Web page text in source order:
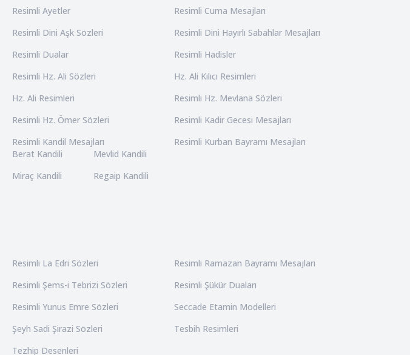
Resimli Ayetler
Resimli Cuma Mesajları
Resimli Dini Aşk Sözleri
Resimli Dini Hayırlı Sabahlar Mesajları
Resimli Dualar
Resimli Hadisler
Resimli Hz. Ali Sözleri
Hz. Ali Kılıcı Resimleri
Hz. Ali Resimleri
Resimli Hz. Mevlana Sözleri
Resimli Hz. Ömer Sözleri
Resimli Kadir Gecesi Mesajları
Resimli Kandil Mesajları
Berat Kandili
Mevlid Kandili
Miraç Kandili
Regaip Kandili
Resimli Kurban Bayramı Mesajları
Resimli La Edri Sözleri
Resimli Ramazan Bayramı Mesajları
Resimli Şems-i Tebrizi Sözleri
Resimli Şükür Duaları
Resimli Yunus Emre Sözleri
Seccade Etamin Modelleri
Şeyh Sadi Şirazi Sözleri
Tesbih Resimleri
Tezhip Desenleri